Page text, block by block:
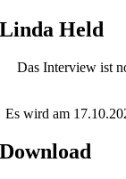
Skip
to
Linda Held
Das Interview ist
Es wird am
Download